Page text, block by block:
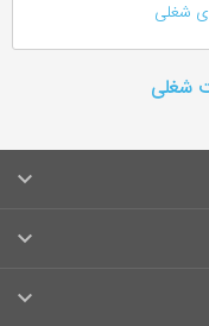
شغلی
شغلی